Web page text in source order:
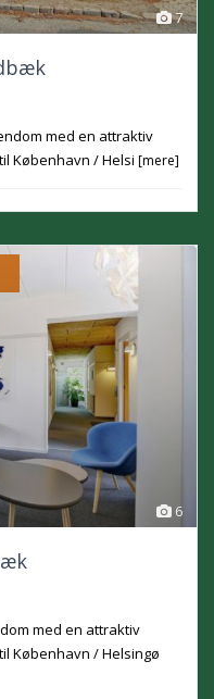
7
med en attraktiv
København / Helsi [mere]
6
med en attraktiv
København / Helsingø